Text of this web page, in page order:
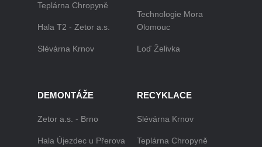
Teplárna Chropyně
Hala T2 - Zetor a.s.
Slévárna Krnov
Technologie Mora
Olomouc
Loď Želivka
DEMONTÁŽE
Zetor a.s. - Brno
Hala Újezdec u Přerova
RECYKLACE
Slévárna Krnov
Teplárna Chropyně